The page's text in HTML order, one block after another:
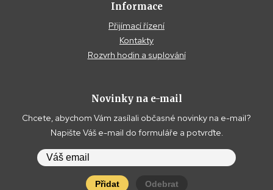
Informace
Přijímací řízení
Kontakty
Rozvrh hodin a suplování
Novinky na e-mail
Chcete, abychom Vám zasílali občasné novinky na e-mail?
Napište Váš e-mail do formuláře a potvrďte.
Přidat Odebrat